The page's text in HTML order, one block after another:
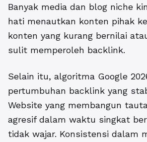
Banyak media dan blog niche
hati menautkan konten pihak
konten yang kurang bernilai
sulit memperoleh backlink.
Selain itu, algoritma Google
pertumbuhan backlink yang
Website yang membangun
agresif dalam waktu singkat
tidak wajar. Konsistensi dalam